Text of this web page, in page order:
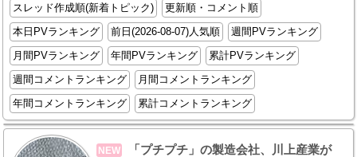
スレッド作成順(新着トピック)
更新順・コメント順
本日PVランキング
前日(2026-08-07)人気順
週間PVランキング
月間PVランキング
年間PVランキング
累計PVランキング
週間コメントランキング
月間コメントランキング
年間コメントランキング
累計コメントランキング
NEW
「プチプチ」の製造会社、川上産業が